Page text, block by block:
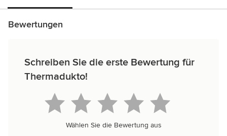
Bewertungen
Schreiben Sie die erste Bewertung für
Thermadukto!
Wählen Sie die Bewertung aus